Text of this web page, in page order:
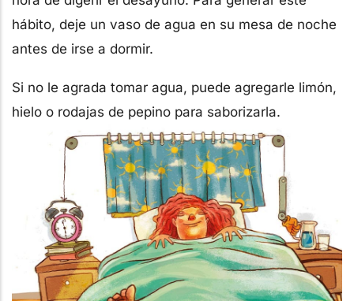
hábito, deje un vaso de agua en su mesa de noche
antes de irse a dormir.
Si no le agrada tomar agua, puede agregarle limón,
hielo o rodajas de pepino para saborizarla.